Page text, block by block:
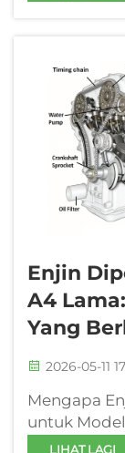
ekzos
spool turbo
Enjin
A4
Yang
2026-05-11
Mengapa
untuk
Kegagalan
LIHAT LAGI